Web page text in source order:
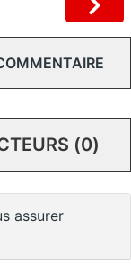
(0)
assurer